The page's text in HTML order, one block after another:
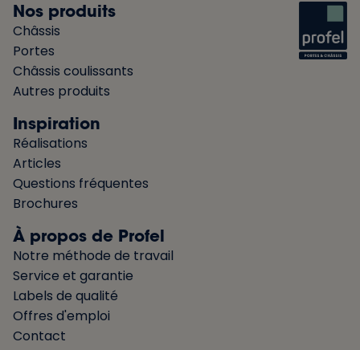
Nos produits
Châssis
Portes
Châssis coulissants
Autres produits
Inspiration
Réalisations
Articles
Questions fréquentes
Brochures
À propos de Profel
Notre méthode de travail
Service et garantie
Labels de qualité
Offres d'emploi
Contact